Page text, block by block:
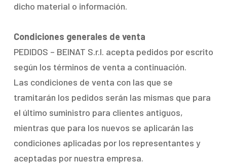
dicho material o información.
Condiciones generales de venta
PEDIDOS – BEINAT S.r.l. acepta pedidos por escrito
según los términos de venta a continuación.
Las condiciones de venta con las que se
tramitarán los pedidos serán las mismas que para
el último suministro para clientes antiguos,
mientras que para los nuevos se aplicarán las
condiciones aplicadas por los representantes y
aceptadas por nuestra empresa.